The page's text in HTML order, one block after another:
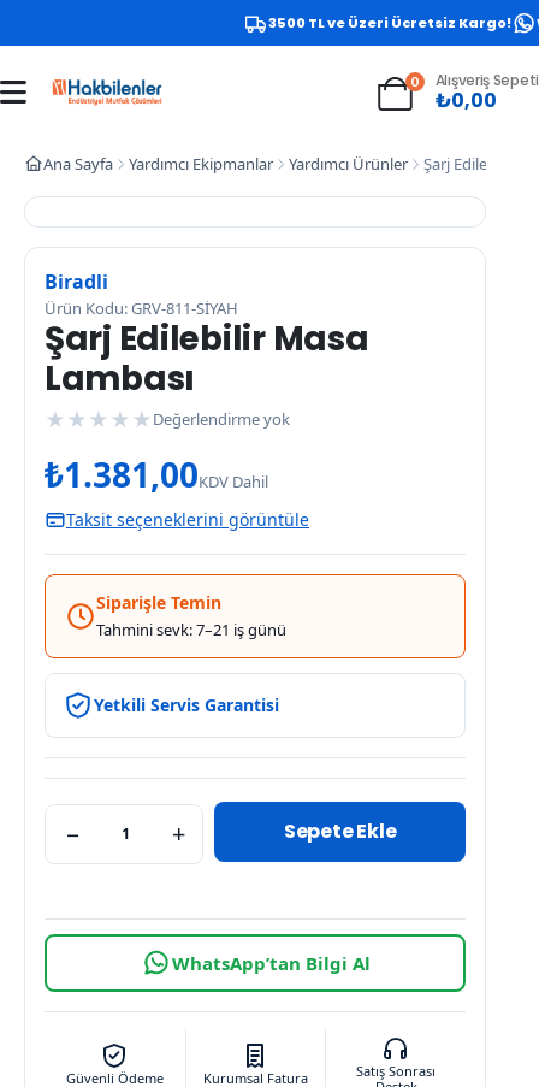
3500 TL ve Üzeri Ücretsiz Kargo!
0 Alışveriş Sepeti
₺0,00
Ana Sayfa Yardımcı Ekipmanlar Yardımcı Ürünler Şarj Edilebilir
Biradli
Ürün Kodu: GRV-811-SİYAH
Şarj Edilebilir Masa
Lambası
★ ★ ★ ★ ★ Değerlendirme yok
₺1.381,00KDV Dahil
Taksit seçeneklerini görüntüle
Siparişle Temin
Tahmini sevk: 7–21 iş günü
Yetkili Servis Garantisi
− + Sepete Ekle
WhatsApp’tan Bilgi Al
Güvenli Ödeme Kurumsal Fatura
Satış Sonrası